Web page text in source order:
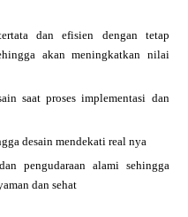
dan efisien dengan tetap
akan meningkatkan nilai
saat proses implementasi dan
desain mendekati real nya
pengudaraan alami sehingga
dan sehat